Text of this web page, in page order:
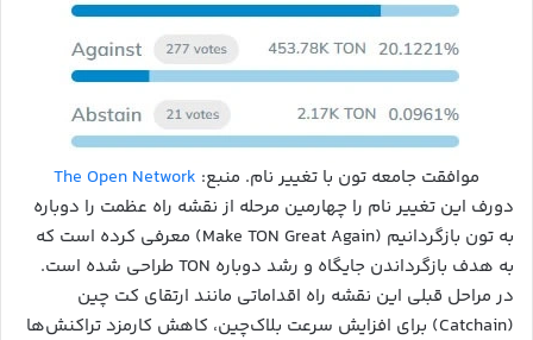
موافقت جامعه تون با تغییر نام. منبع: The Open Network
دورف این تغییر نام را چهارمین مرحله از نقشه راه عظمت را دوباره
به تون بازگردانیم (Make TON Great Again) معرفی کرده است که
به هدف بازگرداندن جایگاه و رشد دوباره TON طراحی شده است.
در مراحل قبلی این نقشه راه اقداماتی مانند ارتقای کت چین
(Catchain) برای افزایش سرعت بلاک‌چین، کاهش کارمزد تراکنش‌ها